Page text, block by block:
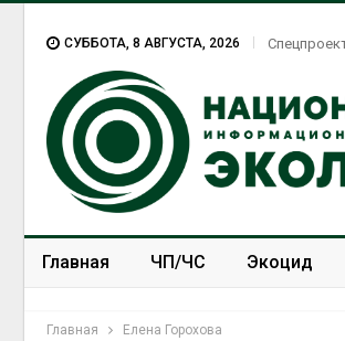
СУББОТА, 8 АВГУСТА, 2026
Главная ЧП/ЧС Экоцид
Главная Елена Горохова